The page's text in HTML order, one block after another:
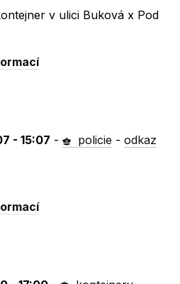
v ulici Buková x Pod
- 15:07 - policie -odkaz